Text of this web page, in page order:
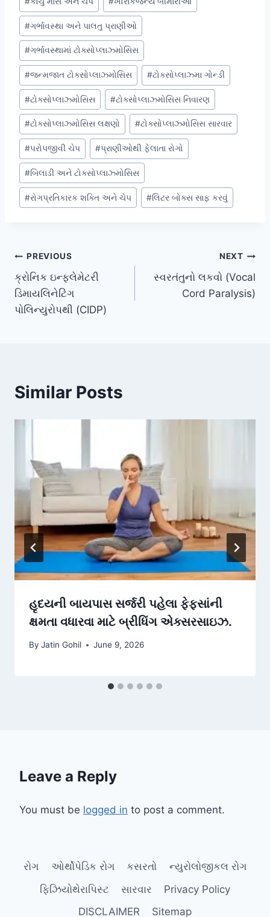
Tags:
#ગર્ભાવસ્થા અને પાલતુ પ્રાણીઓ
#ગર્ભાવસ્થામાં ટોક્સોપ્લાઝ્મોસિસ
#જન્મજાત ટોક્સોપ્લાઝ્મોસિસ #ટોક્સોપ્લાઝ્મા ગોન્ડી
#ટોક્સોપ્લાઝ્મોસિસ #ટોક્સોપ્લાઝ્મોસિસ નિવારણ
#ટોક્સોપ્લાઝ્મોસિસ લક્ષણો #ટોક્સોપ્લાઝ્મોસિસ સારવાર
#પરોપજીવી ચેપ #પ્રાણીઓથી ફેલાતા રોગો
#બિલાડી અને ટોક્સોપ્લાઝ્મોસિસ
#રોગપ્રતિકારક શક્તિ અને ચેપ #લિટર બોક્સ સાફ કરવું
Post
navigation
PREVIOUS
ક્રોનિક ઇન્ફ્લેમેટરી
ડિમાયલિનેટિંગ
પોલિન્યુરોપથી (CIDP)
NEXT
સ્વરતંતુનો લકવો (Vocal
Cord Paralysis)
Similar Posts
હૃદયની બાયપાસ સર્જરી પહેલા ફેફસાંની
ક્ષમતા વધારવા માટે બ્રીધિંગ એક્સરસાઇઝ.
By Jatin Gohil June 9, 2026
Leave a Reply
You must be logged in to post a comment.
રોગ ઓર્થોપેડિક રોગ કસરતો
ન્યુરોલોજીકલ રોગ
ફિઝિયોથેરાપિસ્ટ
સારવાર
Privacy Policy
DISCLAIMER
Sitemap